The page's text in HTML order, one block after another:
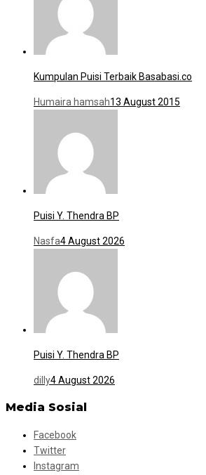
Kumpulan Puisi Terbaik Basabasi.co
Humaira hamsah13 August 2015
Puisi Y. Thendra BP
Nasfa4 August 2026
Puisi Y. Thendra BP
dilly4 August 2026
Media Sosial
Facebook
Twitter
Instagram